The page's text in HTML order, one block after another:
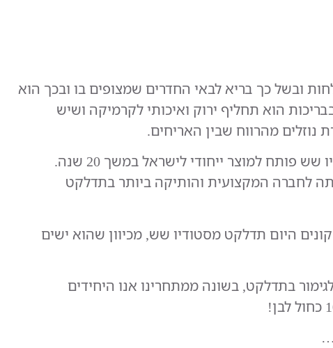
מווסת לחות ובשל כך בריא לבאי החדרים שמצופים בו ובכך הוא
הוא תחליף ירוק ואיכותי לקרמיקה ושיש
נוזלים מהרווח שבין האריחים.
והתדלקט של סטודיו שש פותח למוצר ייחודי לישראל במשך 20 שנה.
לחברה המקצועית והותיקה ביותר בתדלקט
היום תדלקט מסטודיו שש, מכיוון שהוא ישים
בתדלקט, בשונה ממתחרינו אנו היחידים